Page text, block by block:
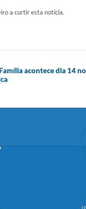
a curtir esta notícia.
acontece dia 14